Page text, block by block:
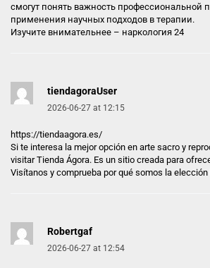
смогут понять важность профессиональной
применения научных подходов в терапии.
Изучите внимательнее – наркология 24
tiendagoraUser
2026-06-27 at 12:15
https://tiendaagora.es/
Si te interesa la mejor opción en arte sacro y
visitar Tienda Ágora. Es un sitio creada para
Visítanos y comprueba por qué somos la elección
Robertgaf
2026-06-27 at 12:54